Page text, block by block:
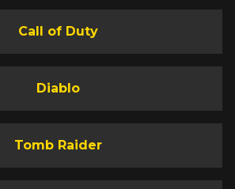
Call of Duty
Diablo
Tomb Raider